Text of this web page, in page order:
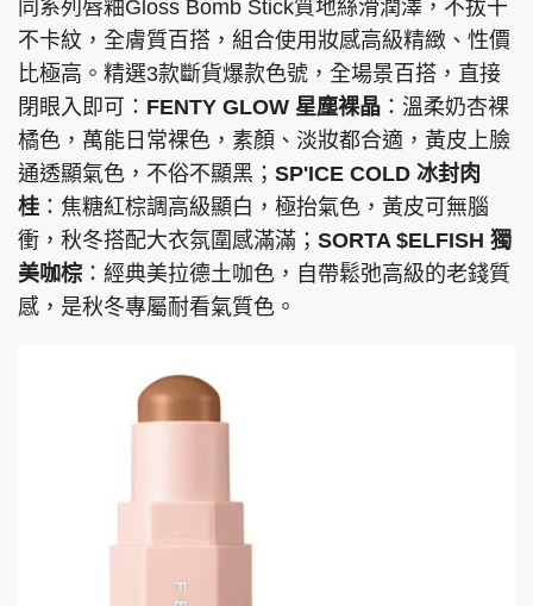
同系列唇釉Gloss Bomb Stick質地絲滑潤澤，不拔干
不卡紋，全膚質百搭，組合使用妝感高級精緻、性價
比極高。精選3款斷貨爆款色號，全場景百搭，直接
閉眼入即可： FENTY GLOW 星塵裸晶 ：溫柔奶杏裸
橘色，萬能日常裸色，素顏、淡妝都合適，黃皮上臉
通透顯氣色，不俗不顯黑； SP'ICE COLD 冰封肉
桂 ：焦糖紅棕調高級顯白，極抬氣色，黃皮可無腦
衝，秋冬搭配大衣氛圍感滿滿； SORTA $ELFISH 獨
美咖棕 ：經典美拉德土咖色，自帶鬆弛高級的老錢質
感，是秋冬專屬耐看氣質色。